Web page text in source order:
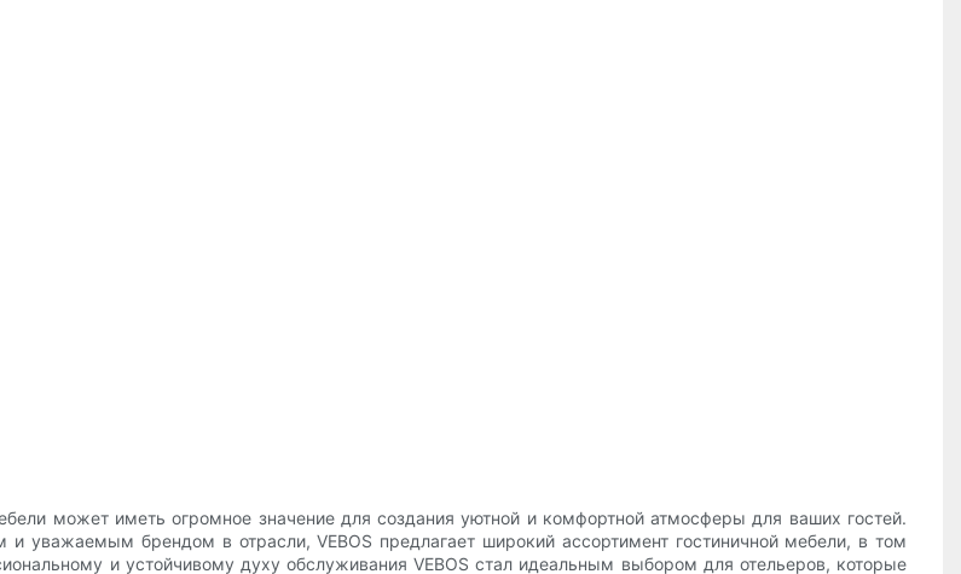
может иметь огромное значение для создания уютной и комфортной атмосферы для ваших гостей.
брендом в отрасли, VEBOS предлагает широкий ассортимент гостиничной мебели, в том
и устойчивому духу обслуживания VEBOS стал идеальным выбором для отельеров, которые